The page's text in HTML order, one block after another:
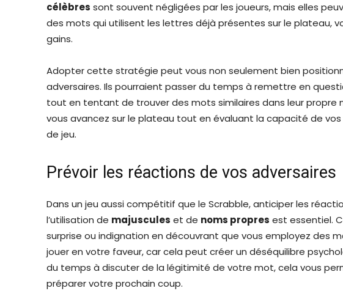
célèbres sont souvent négligées par les joueurs, mais elles
des mots qui utilisent les lettres déjà présentes sur le plateau,
gains.
Adopter cette stratégie peut vous non seulement bien
adversaires. Ils pourraient passer du temps à remettre en
tout en tentant de trouver des mots similaires dans leur propre
vous avancez sur le plateau tout en évaluant la capacité de
de jeu.
Prévoir les réactions de vos adversaires
Dans un jeu aussi compétitif que le Scrabble, anticiper les
l’utilisation de majuscules et de noms propres est essentiel.
surprise ou indignation en découvrant que vous employez des
jouer en votre faveur, car cela peut créer un déséquilibre
du temps à discuter de la légitimité de votre mot, cela vous
préparer votre prochain coup.